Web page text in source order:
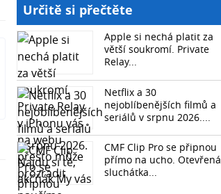
Určitě si přečtěte
Apple si nechá platit za
větší soukromí. Private
Relay...
Netflix a 30
nejoblíbenějších filmů a
seriálů v srpnu 2026....
CMF Clip Pro se připnou
přímo na ucho. Otevřená
sluchátka...